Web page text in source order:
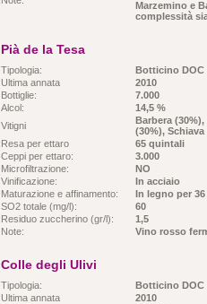
Marzemino e
complessità
Pià de la Tesa
Tipologia:
Botticino DOC
Ultima annata
2010
Bottiglie:
7.000
Alcol:
14,5 %
Vitigni
Barbera
(30%),
Resa per ettaro
65 quintali
Ceppi per ettaro:
3.000
Microfiltrazione:
NO
Vinificazione:
In acciaio
Maturazione e affinamento:
In legno per
SO2 totale (mg/l):
60
Residuo zuccherino (gr/l):
1,5
Note:
Vino rosso
Colle degli Ulivi
Tipologia:
Botticino DOC
Ultima annata
2010